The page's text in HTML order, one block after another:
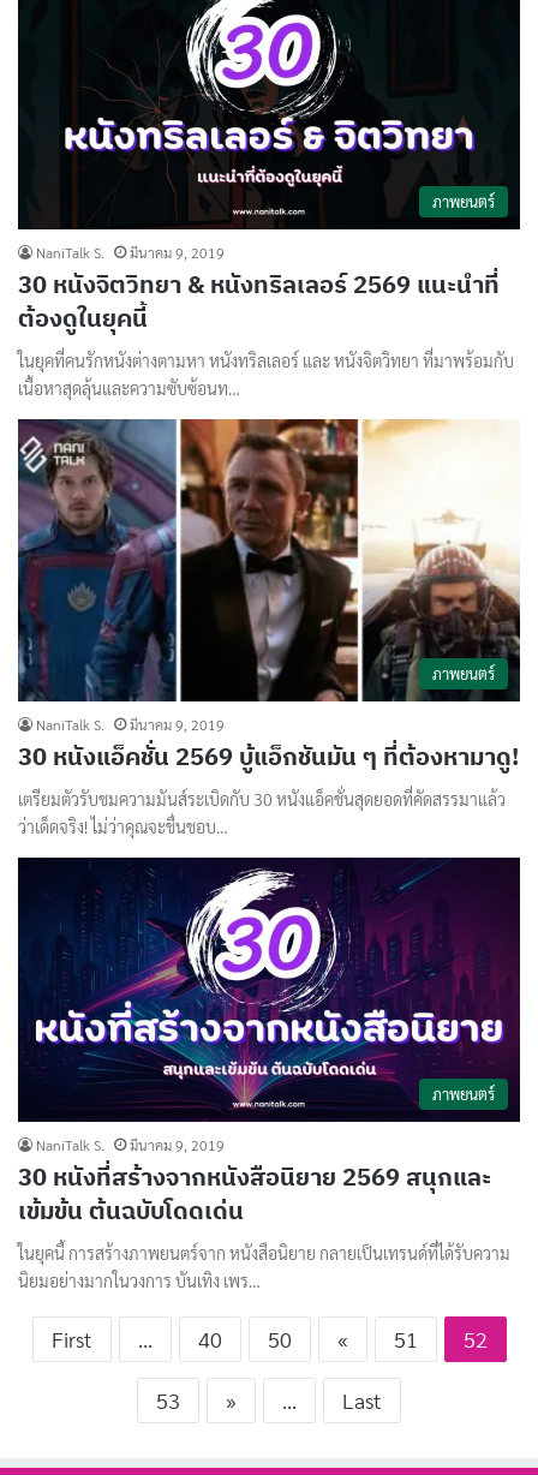
ภาพยนตร์
NaniTalk S. มีนาคม 9, 2019
30 หนังจิตวิทยา & หนังทริลเลอร์ 2569 แนะนำที่
ต้องดูในยุคนี้
ในยุคที่คนรักหนังต่างตามหา หนังทริลเลอร์ และ หนังจิตวิทยา ที่มาพร้อมกับ
เนื้อหาสุดลุ้นและความซับซ้อนท…
ภาพยนตร์
NaniTalk S. มีนาคม 9, 2019
30 หนังแอ็คชั่น 2569 บู้แอ็กชันมัน ๆ ที่ต้องหามาดู!
เตรียมตัวรับชมความมันส์ระเบิดกับ 30 หนังแอ็คชั่นสุดยอดที่คัดสรรมาแล้ว
ว่าเด็ดจริง! ไม่ว่าคุณจะชื่นชอบ…
ภาพยนตร์
NaniTalk S. มีนาคม 9, 2019
30 หนังที่สร้างจากหนังสือนิยาย 2569 สนุกและ
เข้มข้น ต้นฉบับโดดเด่น
ในยุคนี้ การสร้างภาพยนตร์จาก หนังสือนิยาย กลายเป็นเทรนด์ที่ได้รับความ
นิยมอย่างมากในวงการ บันเทิง เพร…
First ... 40 50 « 51 52
53 » ... Last